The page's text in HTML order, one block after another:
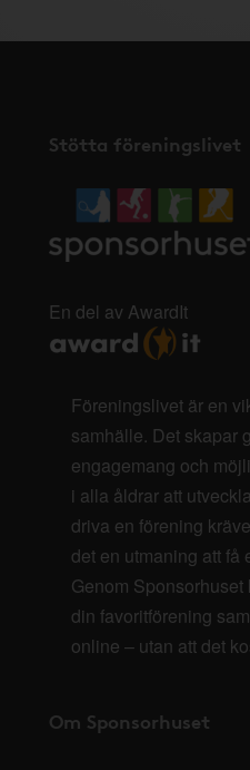
Stötta föreningslivet
En del av AwardIt
Föreningslivet är en
samhälle. Det skapar
engagemang och
i alla åldrar att
driva en förening
det en utmaning att få
Genom
din favoritförening
online – utan att det
Om Sponsorhuset